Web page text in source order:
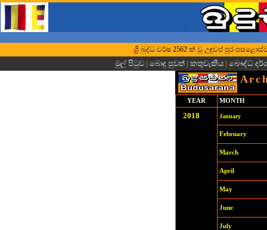
ශ්‍රී බුද්ධ වර්ෂ 2562 ක් වූ උඳුවප් පුර
මුල් පිටුව | බොදු පුවත්| කතුවැකිය| බෞද්ධ
YEAR MONTH
2018 January
February
March
April
May
June
July